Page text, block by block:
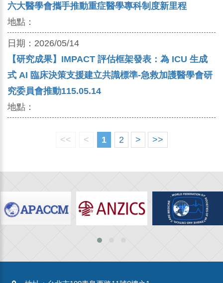
六大醫學會攜手推動重症醫學專科制度新里程
地點：
日期： 2026/05/14
【研究成果】IMPACT 評估框架發表：為 ICU 生成
式 AI 臨床決策支援建立共識標準-急救加護醫學會研
究委員會推動115.05.14
地點：
<< < 1 2 > >>